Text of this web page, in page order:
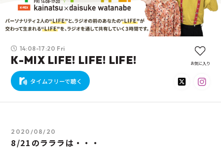
14:08-17:20 Fri
K-MIX LIFE! LIFE! LIFE!
タイムフリーで聴く
お気に入り
2020/08/20
8/21のラララは・・・